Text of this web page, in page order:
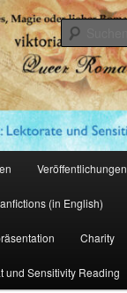
Veröffentlichungen
(in English)
Charity
und Sensitivity Reading